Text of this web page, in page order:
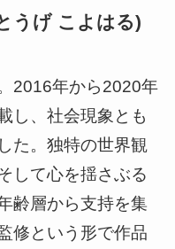
うげ こよはる)
2016年から2020年
し、社会現象とも
た。独特の世界観
して心を揺さぶる
齢層から支持を集
修という形で作品